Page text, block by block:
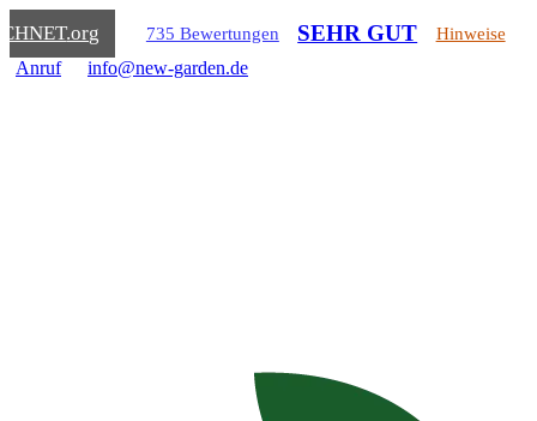
.org 735 Bewertungen SEHR GUT
Hinweise
Anruf
info@new-garden.de